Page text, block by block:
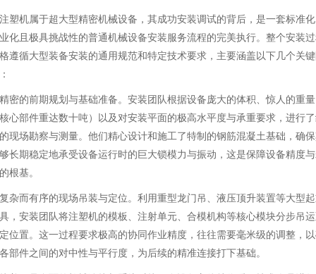
塑机属于超大型精密机械设备，其成功安装调试的背后，是一套标准
化且极具挑战性的普通机械设备安装服务流程的完美执行。整个安装
遵循大型装备安装的通用规范和特定技术要求，主要涵盖以下几个关
密的前期规划与基础准备。安装团队根据设备庞大的体积、惊人的重量
心部件重达数十吨）以及对安装平面的极高水平度与承重要求，进行
现场勘察与测量。他们精心设计和施工了特制的钢筋混凝土基础，确
长期稳定地承受设备运行时的巨大锁模力与振动，这是保障设备精度
根基。
杂而有序的现场吊装与定位。利用重型龙门吊、液压顶升装置等大型
，安装团队将注塑机的模板、注射单元、合模机构等核心模块分步吊
位置。这一过程要求极高的协同作业精度，往往需要毫米级的调整，
部件之间的对中性与平行度，为后续的精准连接打下基础。